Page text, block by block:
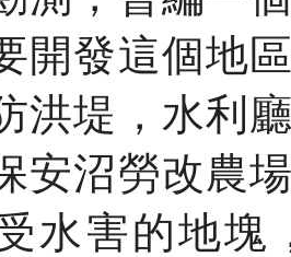
開發這個地
洪堤，水利
安沼勞改農
水害的地塊